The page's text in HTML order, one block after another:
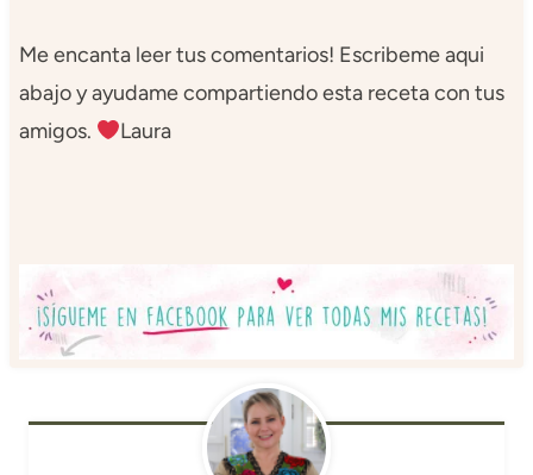
Me encanta leer tus comentarios! Escribeme aqui
abajo y ayudame compartiendo esta receta con tus
amigos.
Laura